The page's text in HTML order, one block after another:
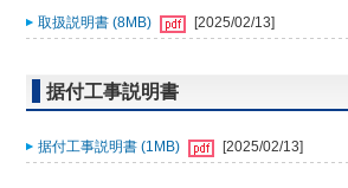
取扱説明書 (8MB) [2025/02/13]
据付工事説明書
据付工事説明書 (1MB) [2025/02/13]